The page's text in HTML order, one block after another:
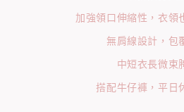
加強領口伸縮性，衣領
無肩線設計，包
中短衣長微束
搭配牛仔褲，平日